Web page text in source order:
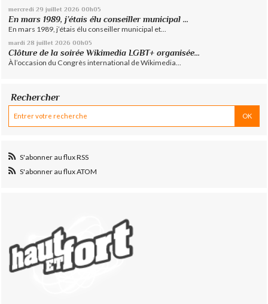
mercredi 29 juillet 2026 00h05
En mars 1989, j’étais élu conseiller municipal ...
En mars 1989, j’étais élu conseiller municipal et...
mardi 28 juillet 2026 00h05
Clôture de la soirée Wikimedia LGBT+ organisée...
À l’occasion du Congrès international de Wikimedia...
Rechercher
S'abonner au flux RSS
S'abonner au flux ATOM